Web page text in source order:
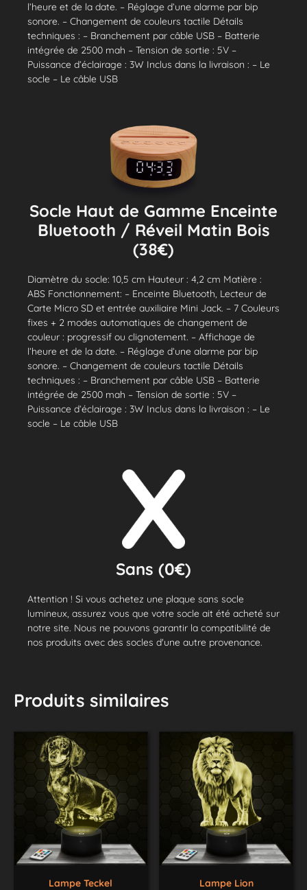
l’heure et de la date. – Réglage d’une alarme par bip
sonore. – Changement de couleurs tactile Détails
techniques : – Branchement par câble USB – Batterie
intégrée de 2500 mah – Tension de sortie : 5V –
Puissance d’éclairage : 3W Inclus dans la livraison : – Le
socle – Le câble USB
Socle Haut de Gamme Enceinte
Bluetooth / Réveil Matin Bois
(38€)
Diamètre du socle: 10,5 cm Hauteur : 4,2 cm Matière :
ABS Fonctionnement: – Enceinte Bluetooth, Lecteur de
Carte Micro SD et entrée auxiliaire Mini Jack. – 7 Couleurs
fixes + 2 modes automatiques de changement de
couleur : progressif ou clignotement. – Affichage de
l’heure et de la date. – Réglage d’une alarme par bip
sonore. – Changement de couleurs tactile Détails
techniques : – Branchement par câble USB – Batterie
intégrée de 2500 mah – Tension de sortie : 5V –
Puissance d’éclairage : 3W Inclus dans la livraison : – Le
socle – Le câble USB
Sans (0€)
Attention ! Si vous achetez une plaque sans socle
lumineux, assurez vous que votre socle ait été acheté sur
notre site. Nous ne pouvons garantir la compatibilité de
nos produits avec des socles d'une autre provenance.
Produits similaires
Lampe Teckel Lampe Lion